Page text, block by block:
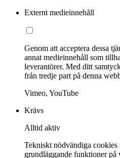
Externt medieinnehåll
Genom att acceptera dessa
annat medieinnehåll som
leverantörer. Med ditt
från tredje part på denna
Vimeo, YouTube
Krävs
Alltid aktiv
Tekniskt nödvändiga cookies
grundläggande funktioner